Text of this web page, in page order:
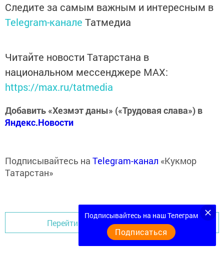
Следите за самым важным и интересным в
Telegram-канале Татмедиа
Читайте новости Татарстана в
национальном мессенджере MАХ:
https://max.ru/tatmedia
Добавить «Хезмэт даны» («Трудовая слава») в
Яндекс.Новости
Подписывайтесь на Telegram-канал «Кукмор
Татарстан»
Перейти на страницу новости
Подписывайтесь на наш Телеграм
Подписаться